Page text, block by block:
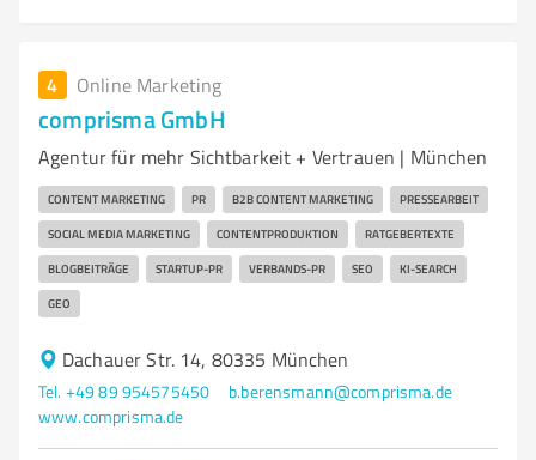
4 Online Marketing
comprisma GmbH
Agentur für mehr Sichtbarkeit + Vertrauen | München
CONTENT MARKETING PR B2B CONTENT MARKETING PRESSEARBEIT
SOCIAL MEDIA MARKETING CONTENTPRODUKTION RATGEBERTEXTE
BLOGBEITRÄGE STARTUP-PR VERBANDS-PR SEO KI-SEARCH
GEO
Dachauer Str. 14, 80335 München
Tel. +49 89 954575450
b.berensmann@comprisma.de
www.comprisma.de